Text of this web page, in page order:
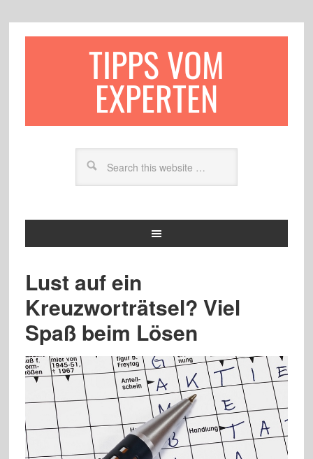
TIPPS VOM
EXPERTEN
Lust auf ein
Kreuzworträtsel? Viel
Spaß beim Lösen